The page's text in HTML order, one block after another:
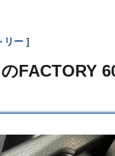
リー
FACTORY